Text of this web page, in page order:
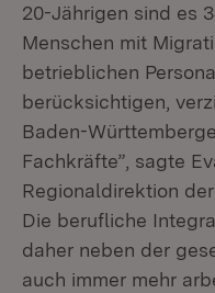
20-Jährigen sind es
Menschen mit
betrieblichen
berücksichtigen,
Baden-
Fachkräfte”, sagte
Regionaldirektion
Die berufliche
daher neben der
auch immer mehr